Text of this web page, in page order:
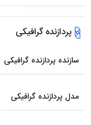
پردازنده گرافیکی
سازنده پردازنده گرافیکی
مدل پردازنده گرافیکی